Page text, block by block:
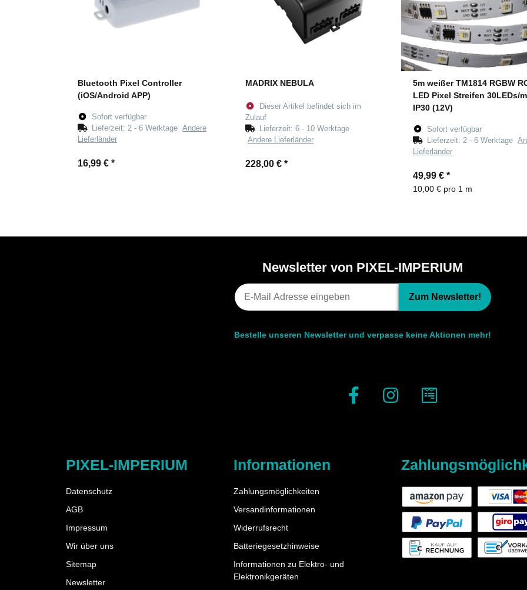
Bluetooth Pixel Controller
(iOS/Android APP)
Sofort verfügbar
Lieferzeit: 2 - 6 WerktageAndere
Lieferländer
16,99 € *
MADRIX NEBULA
Dieser Artikel befindet sich im
Zulauf
Lieferzeit:6 - 10 Werktage
Andere Lieferländer
228,00 € *
5m weißer TM1814 RGBW
LED Pixel Streifen 30LEDs/m
IP30 (12V)
Sofort verfügbar
Lieferzeit: 2 - 6 Werktage
Lieferländer
49,99 € *
10,00 € pro 1 m
Newsletter von PIXEL-IMPERIUM
Zum Newsletter!
Bestelle unseren Newsletter und verpasse keine Aktionen mehr!
PIXEL-IMPERIUM
Datenschutz
AGB
Impressum
Wir über uns
Sitemap
Newsletter
Informationen
Zahlungsmöglichkeiten
Versandinformationen
Widerrufsrecht
Batteriegesetzhinweise
Informationen zu Elektro- und
Elektronikgeräten